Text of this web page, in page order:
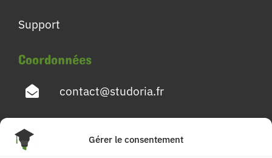
Gérer le consentement
Support
Coordonnées
contact@studoria.fr
4 Rue Georges Pompidou